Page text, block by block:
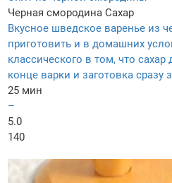
Черная смородина Сахар
Вкусное шведское варенье из
приготовить и в домашних
классического в том, что
конце варки и заготовка сразу
25 мин
–
5.0
140